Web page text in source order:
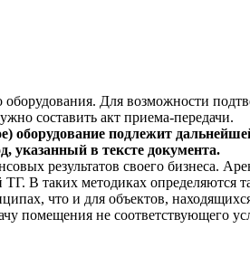
Для возможности
составить акт приема-передачи.
подлежит
указанный в тексте документа.
результатов своего бизнеса.
В таких методиках определяются
что и для объектов,
помещения не соответствующего